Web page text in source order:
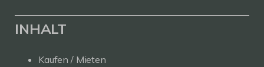
INHALT
Kaufen / Mieten